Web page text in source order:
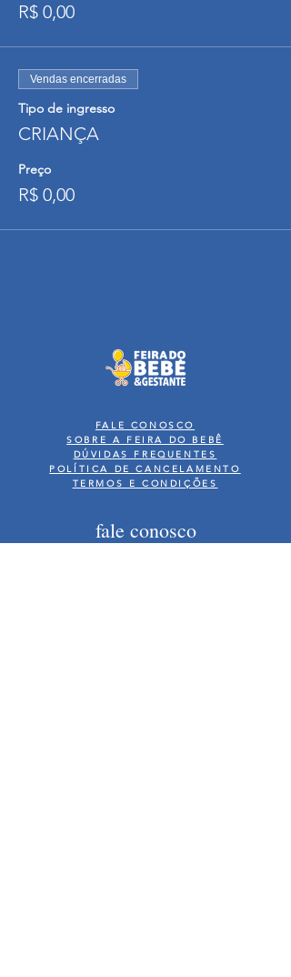
R$ 0,00
Vendas encerradas
Tipo de ingresso
CRIANÇA
Preço
R$ 0,00
FALE CONOSCO
SOBRE A FEIRA DO BEBÊ
DÚVIDAS FREQUENTES
POLÍTICA DE CANCELAMENTO
TERMOS E CONDIÇÕES
fale conosco